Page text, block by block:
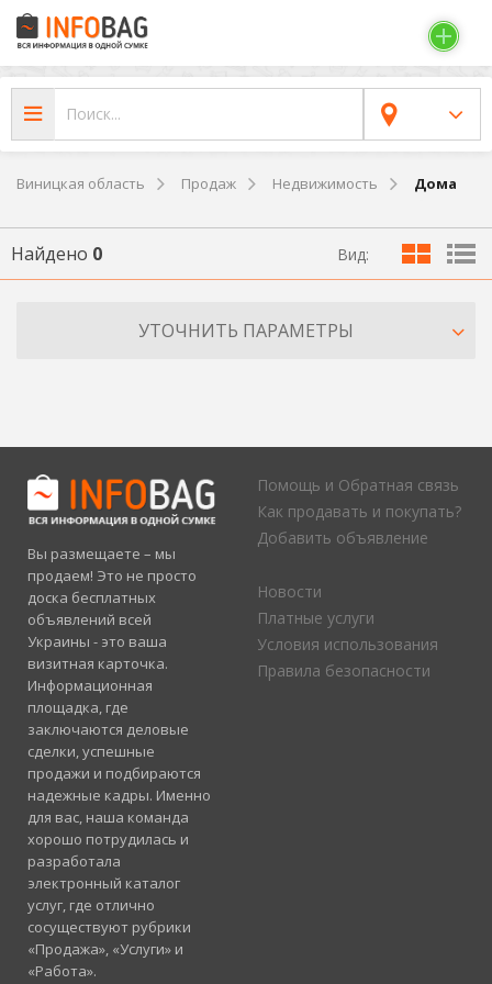
Виницкая область Продаж Недвижимость Дома
Найдено 0 Вид:
УТОЧНИТЬ ПАРАМЕТРЫ
Вы размещаете – мы
продаем! Это не просто
доска бесплатных
объявлений всей
Украины - это ваша
визитная карточка.
Информационная
площадка, где
заключаются деловые
сделки, успешные
продажи и подбираются
надежные кадры. Именно
для вас, наша команда
хорошо потрудилась и
разработала
электронный каталог
услуг, где отлично
сосуществуют рубрики
«Продажа», «Услуги» и
«Работа».
Помощь и Обратная связь
Как продавать и покупать?
Добавить объявление
Новости
Платные услуги
Условия использования
Правила безопасности